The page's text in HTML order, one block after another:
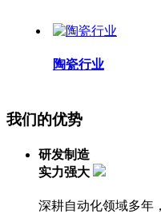
陶瓷行业
我们的优势
研发制造
实力强大
深耕自动化领域多年